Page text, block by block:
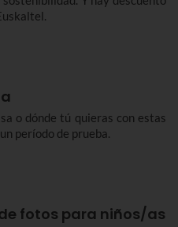
o dónde tú quieras con estas
período de prueba.
fotos para niños/as